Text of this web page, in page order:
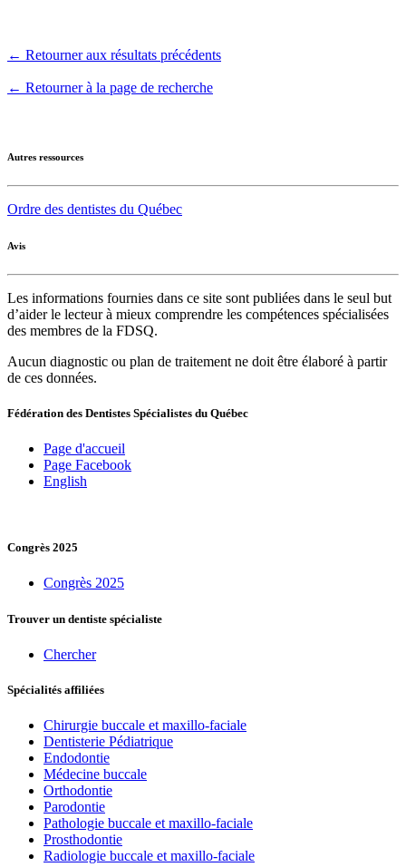
← Retourner aux résultats précédents
← Retourner à la page de recherche
Autres ressources
Ordre des dentistes du Québec
Avis
Les informations fournies dans ce site sont publiées dans le seul but
d’aider le lecteur à mieux comprendre les compétences spécialisées
des membres de la FDSQ.
Aucun diagnostic ou plan de traitement ne doit être élaboré à partir
de ces données.
Fédération des Dentistes Spécialistes du Québec
Page d'accueil
Page Facebook
English
Congrès 2025
Congrès 2025
Trouver un dentiste spécialiste
Chercher
Spécialités affiliées
Chirurgie buccale et maxillo-faciale
Dentisterie Pédiatrique
Endodontie
Médecine buccale
Orthodontie
Parodontie
Pathologie buccale et maxillo-faciale
Prosthodontie
Radiologie buccale et maxillo-faciale